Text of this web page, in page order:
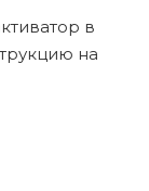
в
на